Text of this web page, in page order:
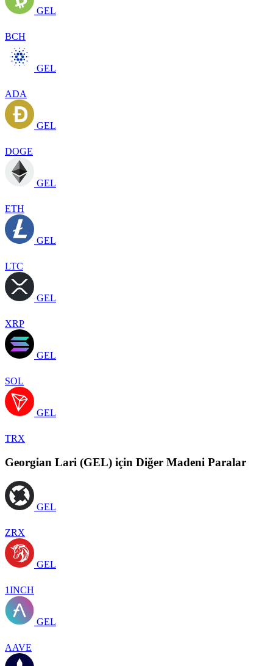
GEL
BCH
GEL
ADA
GEL
DOGE
GEL
ETH
GEL
LTC
GEL
XRP
GEL
SOL
GEL
TRX
Georgian Lari (GEL) için Diğer Madeni Paralar
GEL
ZRX
GEL
1INCH
GEL
AAVE